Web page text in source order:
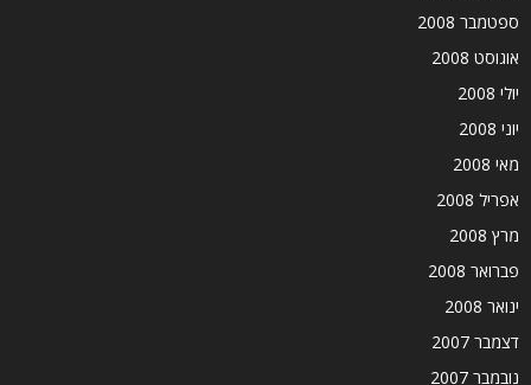
ספטמבר 2008
אוגוסט 2008
יולי 2008
יוני 2008
מאי 2008
אפריל 2008
מרץ 2008
פברואר 2008
ינואר 2008
דצמבר 2007
נובמבר 2007